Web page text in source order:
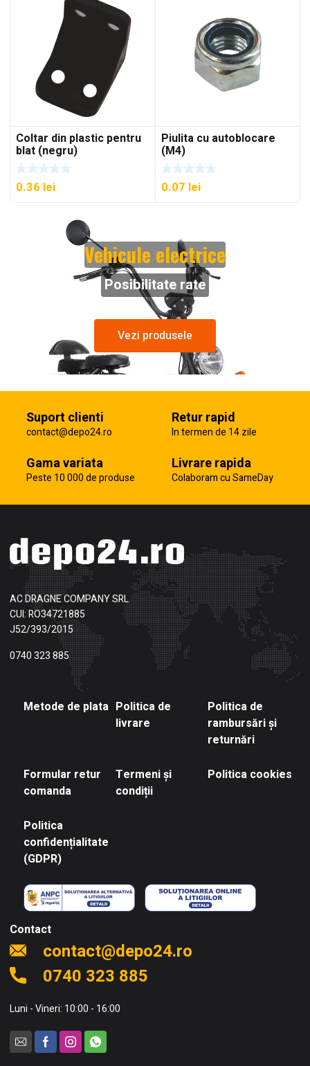
Coltar din plastic pentru
blat (negru)
0.36 lei
Piulita cu autoblocare
(M4)
0.07 lei
Vehicule electrice
Posibilitate rate
Vezi produsele
Suport clienti
contact@depo24.ro
Retur rapid
In termen de 14 zile
Gama variata
Peste 10 000 de produse
Livrare rapida
Colaboram cu SameDay
AC DRAGNE COMPANY SRL
CUI: RO34721885
J52/393/2015
0740 323 885
Metode de plata Politica de
livrare
Politica de
rambursări și
returnări
Formular retur
comanda
Termeni și
condiții
Politica cookies
Politica
confidențialitate
(GDPR)
Contact
contact@depo24.ro
0740 323 885
Luni - Vineri: 10:00 - 16:00